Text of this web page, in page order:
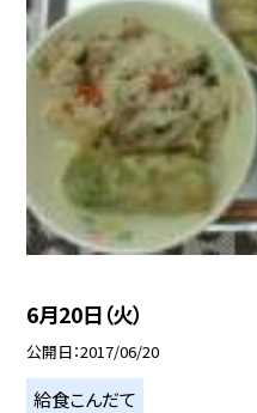
6月20日（火）
公開日 2017/06/20
給食こんだて